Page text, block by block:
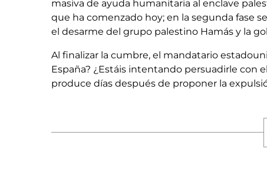
masiva de ayuda humanitaria al enclave
que ha comenzado hoy; en la segunda fase
el desarme del grupo palestino Hamás y la
Al finalizar la cumbre, el mandatario
España? ¿Estáis intentando persuadirle con
produce días después de proponer la